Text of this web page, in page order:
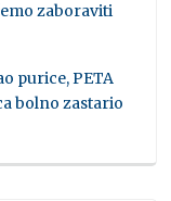
zaboraviti
purice, PETA
bolno zastario